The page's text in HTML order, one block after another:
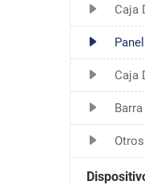
Caja
Caja
Otros